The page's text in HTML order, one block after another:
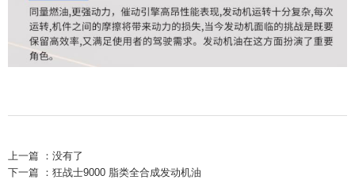
上一篇 ： 没有了
下一篇 ： 狂战士9000 脂类全合成发动机油